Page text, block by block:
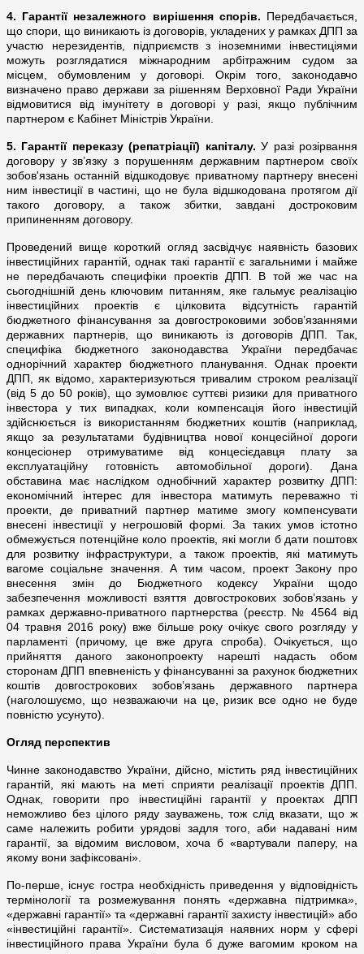
4. Гарантії незалежного вирішення спорів. Передбачається,
що спори, що виникають із договорів, укладених у рамках ДПП за
участю нерезидентів, підприємств з іноземними інвестиціями
можуть розглядатися міжнародним арбітражним судом за
місцем, обумовленим у договорі. Окрім того, законодавчо
визначено право держави за рішенням Верховної Ради України
відмовитися від імунітету в договорі у разі, якщо публічним
партнером є Кабінет Міністрів України.
5. Гарантії переказу (репатріації) капіталу.У разі розірвання
договору у зв’язку з порушенням державним партнером своїх
зобов'язань останній відшкодовує приватному партнеру внесені
ним інвестиції в частині, що не була відшкодована протягом дії
такого договору, а також збитки, завдані достроковим
припиненням договору.
Проведений вище короткий огляд засвідчує наявність базових
інвестиційних гарантій, однак такі гарантії є загальними і майже
не передбачають специфіки проектів ДПП. В той же час на
сьогоднішній день ключовим питанням, яке гальмує реалізацію
інвестиційних проектів є цілковита відсутність гарантій
бюджетного фінансування за довгостроковими зобов’язаннями
державних партнерів, що виникають із договорів ДПП. Так,
специфіка бюджетного законодавства України передбачає
однорічний характер бюджетного планування. Однак проекти
ДПП, як відомо, характеризуються тривалим строком реалізації
(від 5 до 50 років), що зумовлює суттєві ризики для приватного
інвестора у тих випадках, коли компенсація його інвестицій
здійснюється із використанням бюджетних коштів (наприклад,
якщо за результатами будівництва нової концесійної дороги
концесіонер отримуватиме від концесієдавця плату за
експлуатаційну готовність автомобільної дороги). Дана
обставина має наслідком однобічний характер розвитку ДПП:
економічний інтерес для інвестора матимуть переважно ті
проекти, де приватний партнер матиме змогу компенсувати
внесені інвестиції у негрошовій формі. За таких умов істотно
обмежується потенційне коло проектів, які могли б дати поштовх
для розвитку інфраструктури, а також проектів, які матимуть
вагоме соціальне значення. А тим часом, проект Закону про
внесення змін до Бюджетного кодексу України щодо
забезпечення можливості взяття довгострокових зобов’язань у
рамках державно-приватного партнерства (реєстр. № 4564 від
04 травня 2016 року) вже більше року очікує свого розгляду у
парламенті (причому, це вже друга спроба). Очікується, що
прийняття даного законопроекту нарешті надасть обом
сторонам ДПП впевненість у фінансуванні за рахунок бюджетних
коштів довгострокових зобов’язань державного партнера
(наголошуємо, що незважаючи на це, ризик все одно не буде
повністю усунуто).
Огляд перспектив
Чинне законодавство України, дійсно, містить ряд інвестиційних
гарантій, які мають на меті сприяти реалізації проектів ДПП.
Однак, говорити про інвестиційні гарантії у проектах ДПП
неможливо без цілого ряду зауважень, тож слід вказати, що ж
саме належить робити урядові задля того, аби надавані ним
гарантії, за відомим висловом, хоча б «вартували паперу, на
якому вони зафіксовані».
По-перше, існує гостра необхідність приведення у відповідність
термінології та розмежування понять «державна підтримка»,
«державні гарантії» та «державні гарантії захисту інвестицій» або
«інвестиційні гарантії». Систематизація наявних норм у сфері
інвестиційного права України була б дуже вагомим кроком на